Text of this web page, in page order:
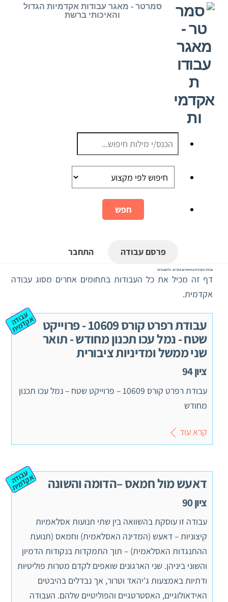
Skip
content
סמרטר - מאגר עבודות אקדמיות הגדול
והאיכותי ברשת
פרסם עבודה התחבר
עבודה אקדמית בתחומים אחרים - כל העבודות
דף זה מכיל את כל העבודות בתחומים אחרים מסוג עבודה
אקדמית.
עבודת רפרט קורס 10609 - פרוייקט
שטח - נמל עכו תכנון מחודש - תואר
שני ממשל ומדיניות ציבורית
ציון 94
ע
ב
וד
ה
א
ק
ד
מ
ית
עבודת רפרט קורס 10609 – פרוייקט שטח – נמל עכו תכנון
מחודש
קרא עוד
דאעש מול חמאס –הדומה והשונה
ציון 90
ע
ב
וד
ה
א
ק
ד
מ
ית
עבודה זו עוסקת בהשוואה בין שתי תנועות אסלאמיות
קיצוניות – דאעש (המדינה האסלאמית) וחמאס (תנועת
ההתנגדות האסלאמית) – תוך התמקדות בנקודות הדמיון
והשוני ביניהן. שני הארגונים שואפים לקדם מטרות פוליטיות
ודתיות באמצעות ג'יהאד וטרור, אך נבדלים בהיבטים
האידאולוגיים, האסטרטגיים והפוליטיים שלהם. העבודה